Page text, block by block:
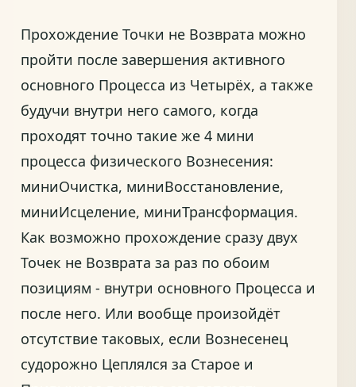
Прохождение Точки не Возврата можно
пройти после завершения активного
основного Процесса из Четырёх, а также
будучи внутри него самого, когда
проходят точно такие же 4 мини
процесса физического Вознесения:
миниОчистка, миниВосстановление,
миниИсцеление, миниТрансформация.
Как возможно прохождение сразу двух
Точек не Возврата за раз по обоим
позициям - внутри основного Процесса и
после него. Или вообще произойдёт
отсутствие таковых, если Вознесенец
судорожно Цеплялся за Старое и